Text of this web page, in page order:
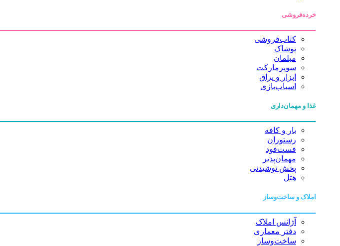
خرده‌فروشی
کتاب‌فروشی
پوشاک
مبلمان
سوپرمارکت
ابزار و یراق
اسباب‌بازی
غذا و مهمان‌داری
بار و کافه
رستوران
فست‌فود
مهمان‌پذیر
پخش نوشیدنی
هتل
املاک و ساخت‌وساز
آژانس املاک
دفتر معماری
ساخت‌وساز